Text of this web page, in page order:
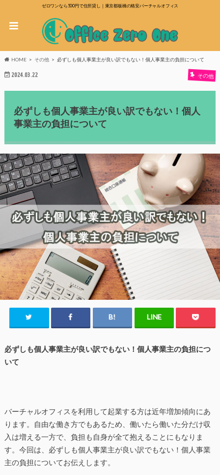
ゼロワンなら500円で住所貸し｜東京都板橋の格安バーチャルオフィス
HOME その他 必ずしも個人事業主が良い訳でもない！個人事業主の負担について
2024.03.22 その他
必ずしも個人事業主が良い訳でもない！個人
事業主の負担について
必ずしも個人事業主が良い訳でもない！個人事業主の負担につ
いて
バーチャルオフィスを利用して起業する方は近年増加傾向にあ
ります。自由な働き方でもあるため、働いたら働いた分だけ収
入は増える一方で、負担も自身が全て抱えることにもなりま
す。今回は、必ずしも個人事業主が良い訳でもない！個人事業
主の負担についてお伝えします。